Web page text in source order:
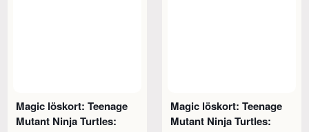
Magic löskort: Teenage
Mutant Ninja Turtles:
Magic löskort: Teenage
Mutant Ninja Turtles: